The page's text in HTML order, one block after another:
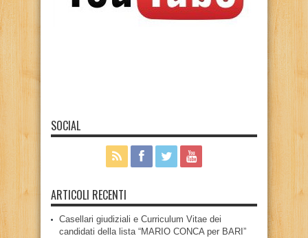
SOCIAL
ARTICOLI RECENTI
Casellari giudiziali e Curriculum Vitae dei
candidati della lista “MARIO CONCA per BARI”